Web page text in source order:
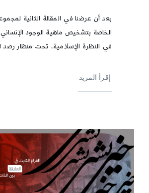
بعد أن عرضنا في المقالة الثانية
الخاصة بتشخيص ماهية الوجود الإنساني
في النظرة الإسلامية، تحت منظار رصد
إقرأ المزيد